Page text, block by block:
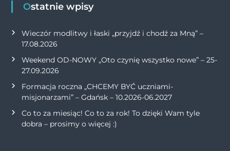
Ostatnie wpisy
Wieczór modlitwy i łaski „przyjdź i chodź za Mną” –
17.08.2026
Weekend OD-NOWY „Oto czynię wszystko nowe” – 25-
27.09.2026
Formacja roczna „CHCEMY BYĆ uczniami-
misjonarzami” – Gdańsk – 10.2026-06.2027
Co to za miesiąc! Co to za rok! To dzięki Wam tyle
dobra – prosimy o więcej :)